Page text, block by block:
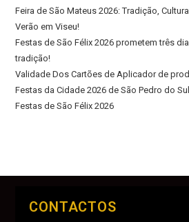
Feira de São Mateus 2026: Tradição,
Verão em Viseu!
Festas de São Félix 2026 prometem três
tradição!
Validade Dos Cartões de Aplicador de
Festas da Cidade 2026 de São Pedro do
Festas de São Félix 2026
CONTACTOS